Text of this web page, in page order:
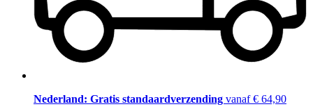
Nederland: Gratis standaardverzending vanaf € 64,90